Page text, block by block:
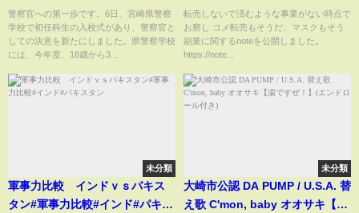
警察官への第一歩です。6日、宮崎県警察
学校で初任科生の入校式があり、警察官と
しての決意を新たにしました。県警察学校
には、今年度、18歳から3...
ます
転売しないで済むような事業がない時点で
お察し コメ転売もそうだ、マスクもそう
副業に関するnoteを公開しました。
https://note...
未分類
軍事力比較 インドｖｓパキス
タン#軍事力比較#インド#パキス
未分類
大崎市公認 DA PUMP / U.S.A. 替
え歌 C'mon, baby オオサキ【湯